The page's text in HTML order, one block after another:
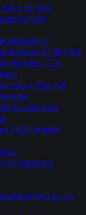
im Test
im Test
Nitro
Booster STIM FREE
Women – Die
The Evil
Suizide Zero
2K16 Limited
Hardcore
Infection im